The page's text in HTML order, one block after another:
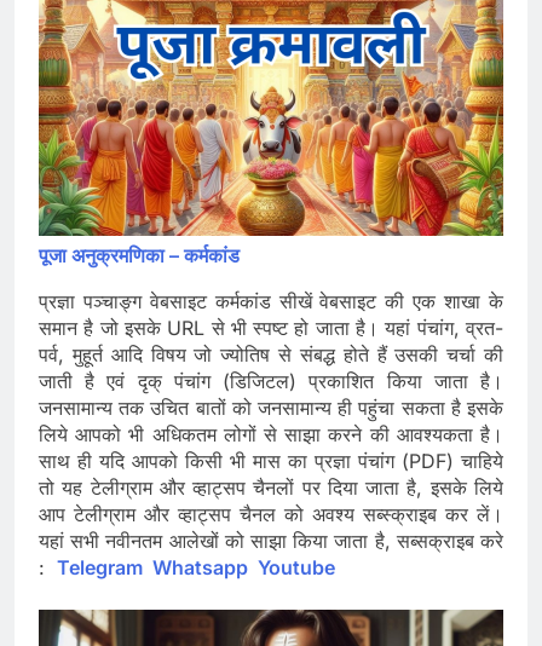
पूजा अनुक्रमणिका – कर्मकांड
प्रज्ञा पञ्चाङ्ग वेबसाइट कर्मकांड सीखें वेबसाइट की एक शाखा के
समान है जो इसके URL से भी स्पष्ट हो जाता है। यहां पंचांग, व्रत-
पर्व, मुहूर्त आदि विषय जो ज्योतिष से संबद्ध होते हैं उसकी चर्चा की
जाती है एवं दृक् पंचांग (डिजिटल) प्रकाशित किया जाता है।
जनसामान्य तक उचित बातों को जनसामान्य ही पहुंचा सकता है इसके
लिये आपको भी अधिकतम लोगों से साझा करने की आवश्यकता है।
साथ ही यदि आपको किसी भी मास का प्रज्ञा पंचांग (PDF) चाहिये
तो यह टेलीग्राम और व्हाट्सप चैनलों पर दिया जाता है, इसके लिये
आप टेलीग्राम और व्हाट्सप चैनल को अवश्य सब्स्क्राइब कर लें।
यहां सभी नवीनतम आलेखों को साझा किया जाता है, सब्सक्राइब करे
: Telegram Whatsapp Youtube